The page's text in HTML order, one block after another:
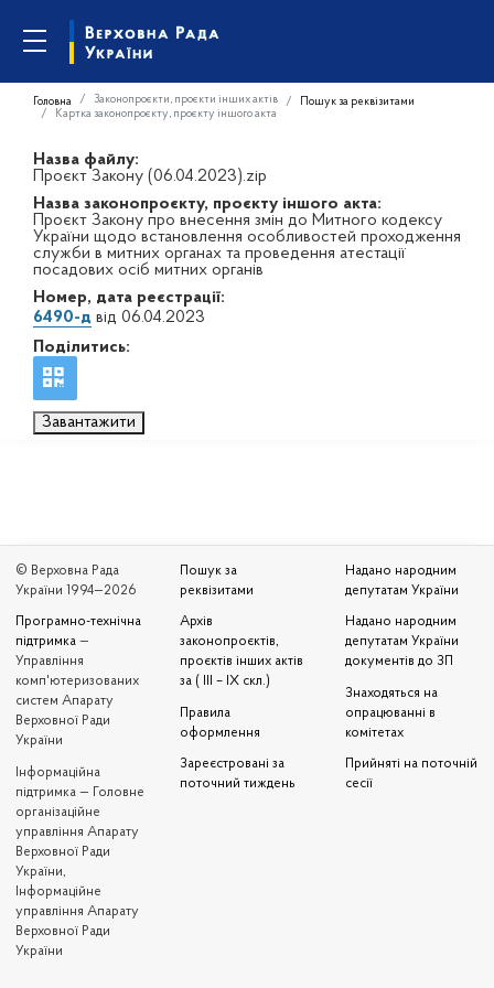
Головна Законопроєкти, проєкти інших актів
Пошук за реквізитами
Картка законопроєкту, проєкту іншого акта
Назва файлу:
Проєкт Закону (06.04.2023).zip
Назва законопроєкту, проєкту іншого акта:
Проєкт Закону про внесення змін до Митного кодексу
України щодо встановлення особливостей проходження
служби в митних органах та проведення атестації
посадових осіб митних органів
Номер, дата реєстрації:
6490-д від 06.04.2023
Поділитись:
Завантажити
© Верховна Рада
України 1994—2026
Програмно-технічна
підтримка —
Управління
комп'ютеризованих
систем Апарату
Верховної Ради
України
Iнформаційна
підтримка — Головне
організаційне
управління Апарату
Верховної Ради
України,
Інформаційне
управління Апарату
Верховної Ради
України
Пошук за
реквізитами
Архів
законопроєктів,
проєктів інших актів
за ( III – IX скл.)
Правила
оформлення
Зареєстровані за
поточний тиждень
Надано народним
депутатам України
Надано народним
депутатам України
документів до ЗП
Знаходяться на
опрацюванні в
комітетах
Прийняті на поточній
сесії